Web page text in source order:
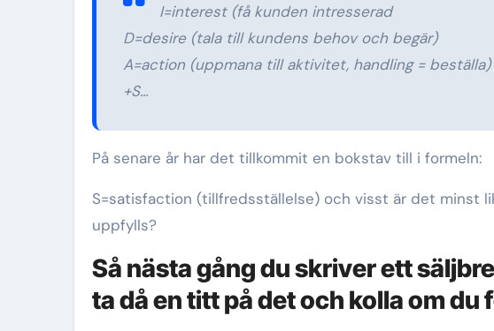
I=interest (få kunden intresserad
D=desire (tala till kundens behov och begär)
A=action (uppmana till aktivitet, handling = beställa)
+S…
På senare år har det tillkommit en bokstav till i formeln:
S=satisfaction (tillfredsställelse) och visst är det minst
uppfylls?
Så nästa gång du skriver ett
ta då en titt på det och kolla om du